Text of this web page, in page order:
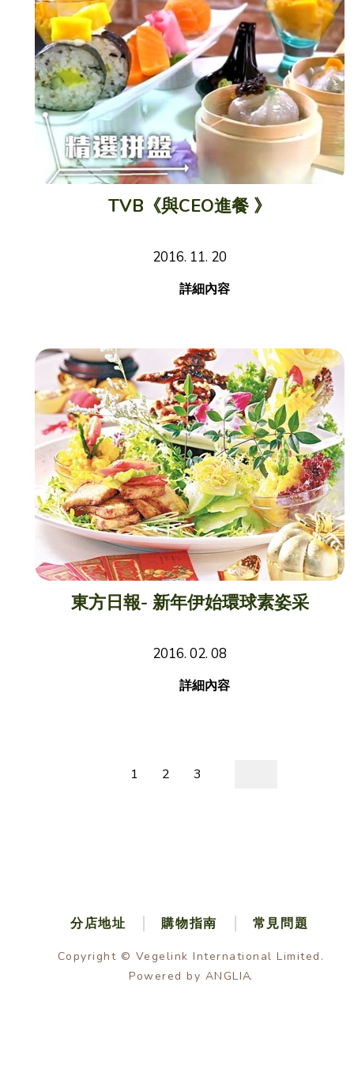
TVB《與CEO進餐 》
2016. 11. 20
詳細內容
東方日報- 新年伊始環球素姿采
2016. 02. 08
詳細內容
1 2 3
分店地址 購物指南 常見問題
Copyright © Vegelink International Limited.
Powered by ANGLIA.